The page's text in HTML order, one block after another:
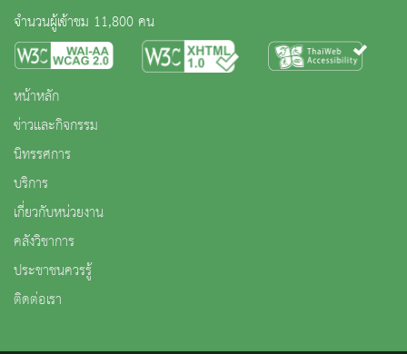
จำนวนผู้เข้าชม 11,800 คน
หน้าหลัก
ข่าวและกิจกรรม
นิทรรศการ
บริการ
เกี่ยวกับหน่วยงาน
คลังวิชาการ
ประชาชนควรรู้
ติดต่อเรา